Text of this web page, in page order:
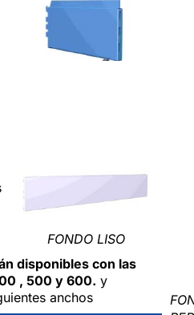
FONDO LISO
disponibles con las
, 500 y 600. y
anchos